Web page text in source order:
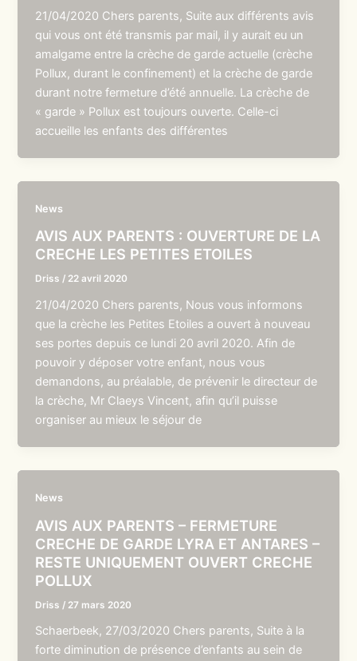
21/04/2020 Chers parents, Suite aux différents avis
qui vous ont été transmis par mail, il y aurait eu un
amalgame entre la crèche de garde actuelle (crèche
Pollux, durant le confinement) et la crèche de garde
durant notre fermeture d’été annuelle. La crèche de
« garde » Pollux est toujours ouverte. Celle-ci
accueille les enfants des différentes
News
AVIS AUX PARENTS : OUVERTURE DE LA
CRECHE LES PETITES ETOILES
Driss / 22 avril 2020
21/04/2020 Chers parents, Nous vous informons
que la crèche les Petites Etoiles a ouvert à nouveau
ses portes depuis ce lundi 20 avril 2020. Afin de
pouvoir y déposer votre enfant, nous vous
demandons, au préalable, de prévenir le directeur de
la crèche, Mr Claeys Vincent, afin qu’il puisse
organiser au mieux le séjour de
News
AVIS AUX PARENTS – FERMETURE
CRECHE DE GARDE LYRA ET ANTARES –
RESTE UNIQUEMENT OUVERT CRECHE
POLLUX
Driss / 27 mars 2020
Schaerbeek, 27/03/2020 Chers parents, Suite à la
forte diminution de présence d’enfants au sein de